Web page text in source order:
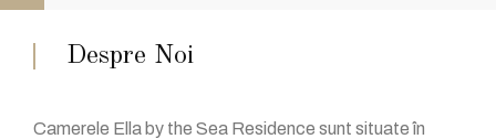
Despre Noi
Camerele Ella by the Sea Residence sunt situate în